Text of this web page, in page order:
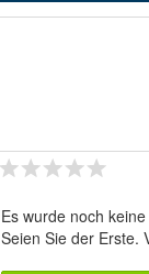
Es wurde noch
Seien Sie der Erste.